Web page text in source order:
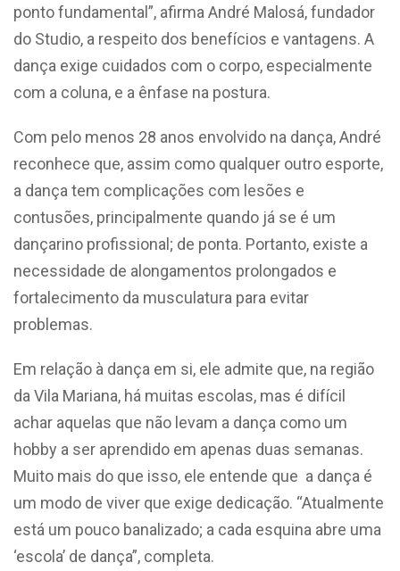
ponto fundamental”, afirma André Malosá, fundador
do Studio, a respeito dos benefícios e vantagens. A
dança exige cuidados com o corpo, especialmente
com a coluna, e a ênfase na postura.
Com pelo menos 28 anos envolvido na dança, André
reconhece que, assim como qualquer outro esporte,
a dança tem complicações com lesões e
contusões, principalmente quando já se é um
dançarino profissional; de ponta. Portanto, existe a
necessidade de alongamentos prolongados e
fortalecimento da musculatura para evitar
problemas.
Em relação à dança em si, ele admite que, na região
da Vila Mariana, há muitas escolas, mas é difícil
achar aquelas que não levam a dança como um
hobby a ser aprendido em apenas duas semanas.
Muito mais do que isso, ele entende que a dança é
um modo de viver que exige dedicação. “Atualmente
está um pouco banalizado; a cada esquina abre uma
‘escola’ de dança”, completa.